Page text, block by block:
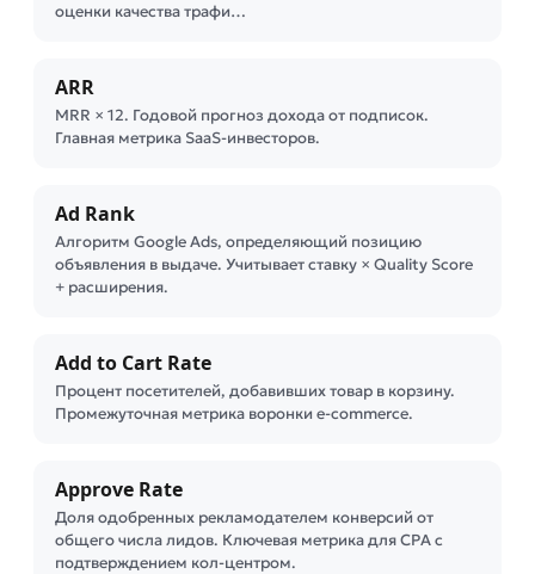
оценки качества трафи…
ARR
MRR × 12. Годовой прогноз дохода от подписок.
Главная метрика SaaS-инвесторов.
Ad Rank
Алгоритм Google Ads, определяющий позицию
объявления в выдаче. Учитывает ставку × Quality Score
+ расширения.
Add to Cart Rate
Процент посетителей, добавивших товар в корзину.
Промежуточная метрика воронки e-commerce.
Approve Rate
Доля одобренных рекламодателем конверсий от
общего числа лидов. Ключевая метрика для CPA с
подтверждением кол-центром.